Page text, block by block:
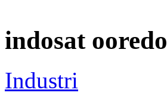
indosat ooredo
Industri